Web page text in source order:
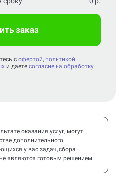
заказ
с офертой, политикой
и даете согласие на обработку
оказания услуг, могут
дополнительного
у вас задач, сбора
являются готовым решением.